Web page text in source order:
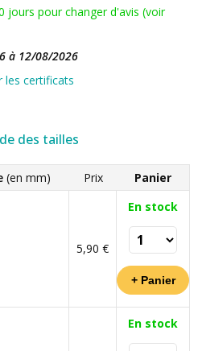
jours pour changer d'avis (voir
à 12/08/2026
les certificats
des tailles
(en mm) Prix Panier
5,90 €
En stock
En stock